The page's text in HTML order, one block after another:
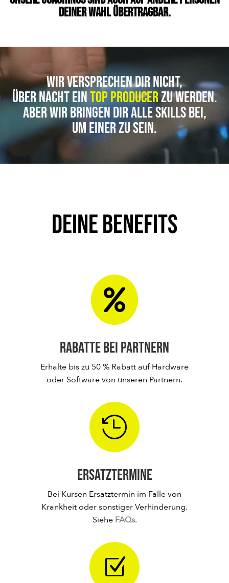
deiner Wahl übertragbar.
Wir versprechen dir nicht,
über Nacht einTop Producerzu werden.
Aber wir bringen dir alle skills bei,
um einer zu sein.
Deine Benefits

Rabatte bei Partnern
Erhalte bis zu 50 % Rabatt auf Hardware
oder Software von unseren Partnern.

Ersatztermine
Bei Kursen Ersatztermin im Falle von
Krankheit oder sonstiger Verhinderung.
Siehe FAQs.
Z